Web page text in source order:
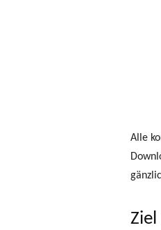
Alle
Ziel